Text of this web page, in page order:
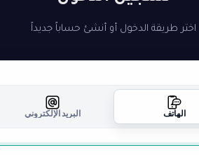
اختر طريقة الدخول أو أنشئ حساباً جديداً
الهاتف البريد الإلكتروني